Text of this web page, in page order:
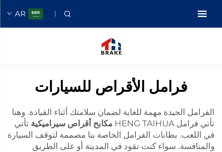
AR
فرامل الأقراص للسيارات
الفرامل الجيدة مهمة للغاية لضمان سلامتك أثناء القيادة. وهنا
تأتي فرامل HENG TAIHUA
مكابح أقراص سيراميكية تأتي
في اللعب. بطانات الفرامل الخاصة بنا مصممة لتوقف السيارة
والمنافسة. سواء كنت تقود في المدينة أو على الطريق